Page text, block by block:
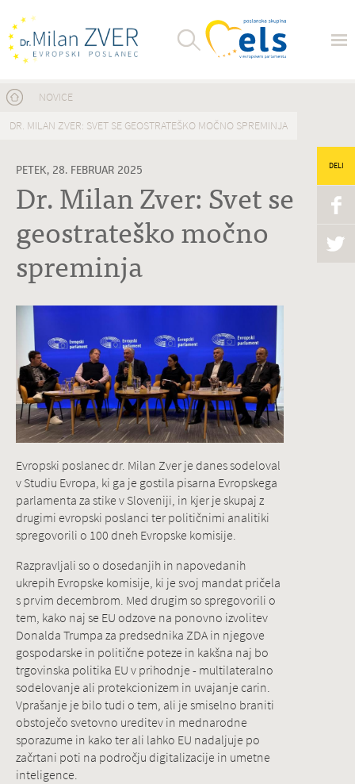
Nahajate se tukaj
NOVICE
DR. MILAN ZVER: SVET SE GEOSTRATEŠKO MOČNO SPREMINJA
PETEK, 28. FEBRUAR 2025
Dr. Milan Zver: Svet se
geostrateško močno
spreminja
DELI
Evropski poslanec dr. Milan Zver je danes sodeloval
v Studiu Evropa, ki ga je gostila pisarna Evropskega
parlamenta za stike v Sloveniji, in kjer je skupaj z
drugimi evropski poslanci ter političnimi analitiki
spregovorili o 100 dneh Evropske komisije.
Razpravljali so o dosedanjih in napovedanih
ukrepih Evropske komisije, ki je svoj mandat pričela
s prvim decembrom. Med drugim so spregovorili o
tem, kako naj se EU odzove na ponovno izvolitev
Donalda Trumpa za predsednika ZDA in njegove
gospodarske in politične poteze in kakšna naj bo
trgovinska politika EU v prihodnje - multilateralno
sodelovanje ali protekcionizem in uvajanje carin.
Vprašanje je bilo tudi o tem, ali je smiselno braniti
obstoječo svetovno ureditev in mednarodne
sporazume in kako ter ali lahko EU nadaljuje po
začrtani poti na področju digitalizacije in umetne
inteligence.